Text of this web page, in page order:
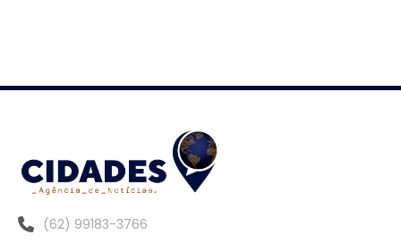
(62) 99183-3766